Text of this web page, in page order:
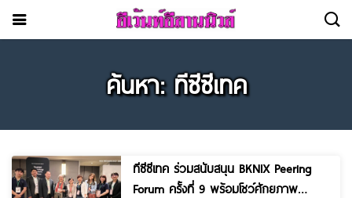
ค้นหา: ทีซีซีเทค
ทีซีซีเทค ร่วมสนับสนุน BKNIX Peering
Forum ครั้งที่ 9 พร้อมโชว์ศักยภาพ